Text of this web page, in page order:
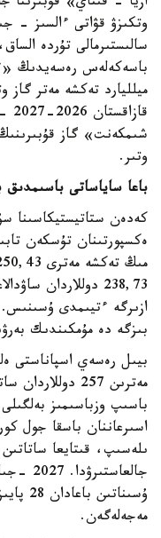
سالىستىرمالى تۇردە
ميلليارد تەكشە مەتر گاز
شىمكەنت» گاز
وتىر.
باعا ساياساتى باسىمدىق
كەدەن
238,73 دوللاردان
ازىرگە ءتيىمدى ۇسىنىس.
بىزگە دە مۇمكىندىك
بيىل رەسەي اسپاناستى
مەترىن 257
باسىپ وزباسىمىز
اسىرعاننان باسقا جول
ىلەسىپ، قىتايعا
مەجەلەگەن.